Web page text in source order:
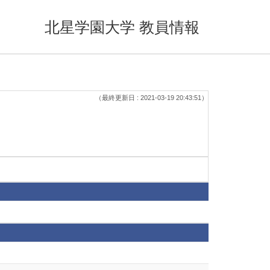
北星学園大学 教員情報
（最終更新日 : 2021-03-19 20:43:51）